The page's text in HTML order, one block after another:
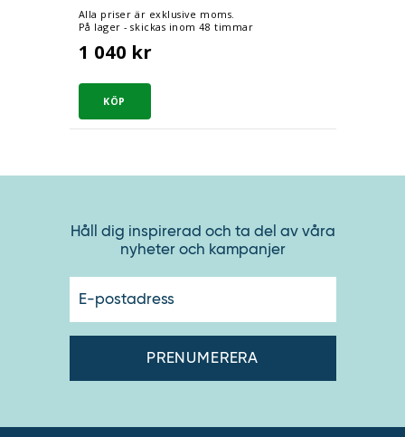
Alla priser är exklusive moms.
På lager - skickas inom 48 timmar
1 040 kr
Håll dig inspirerad och ta del av våra
nyheter och kampanjer